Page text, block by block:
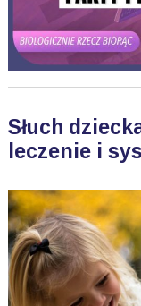
Słuch
leczenie i